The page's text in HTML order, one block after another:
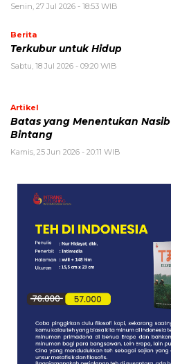
Senin, 27 Jul 2026 - 18:53 WIB
Berita
Terkubur untuk Hidup
Sabtu, 18 Jul 2026 - 09:20 WIB
Artikel
Batas yang Menentukan Nasib
Bintang
Kamis, 25 Jun 2026 - 20:11 WIB